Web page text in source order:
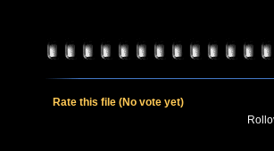
Rate this file (No vote yet)